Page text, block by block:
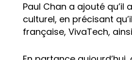
Paul Chan a ajouté
culturel, en précisant
française, VivaTech,